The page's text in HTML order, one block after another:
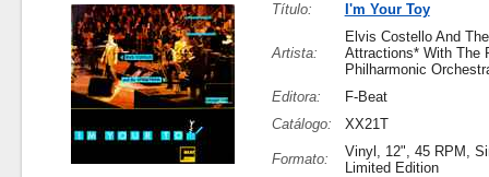
Título: I'm Your Toy
Artista:
Elvis Costello And The
Attractions* With The
Philharmonic
Editora:
F-Beat
Catálogo:
XX21T
Formato:
Vinyl, 12", 45 RPM,
Limited Edition